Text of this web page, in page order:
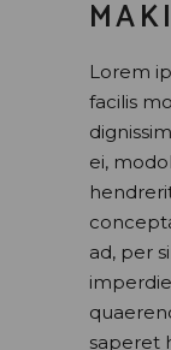
Lorem
facilis
ei,
ad, per
saperet